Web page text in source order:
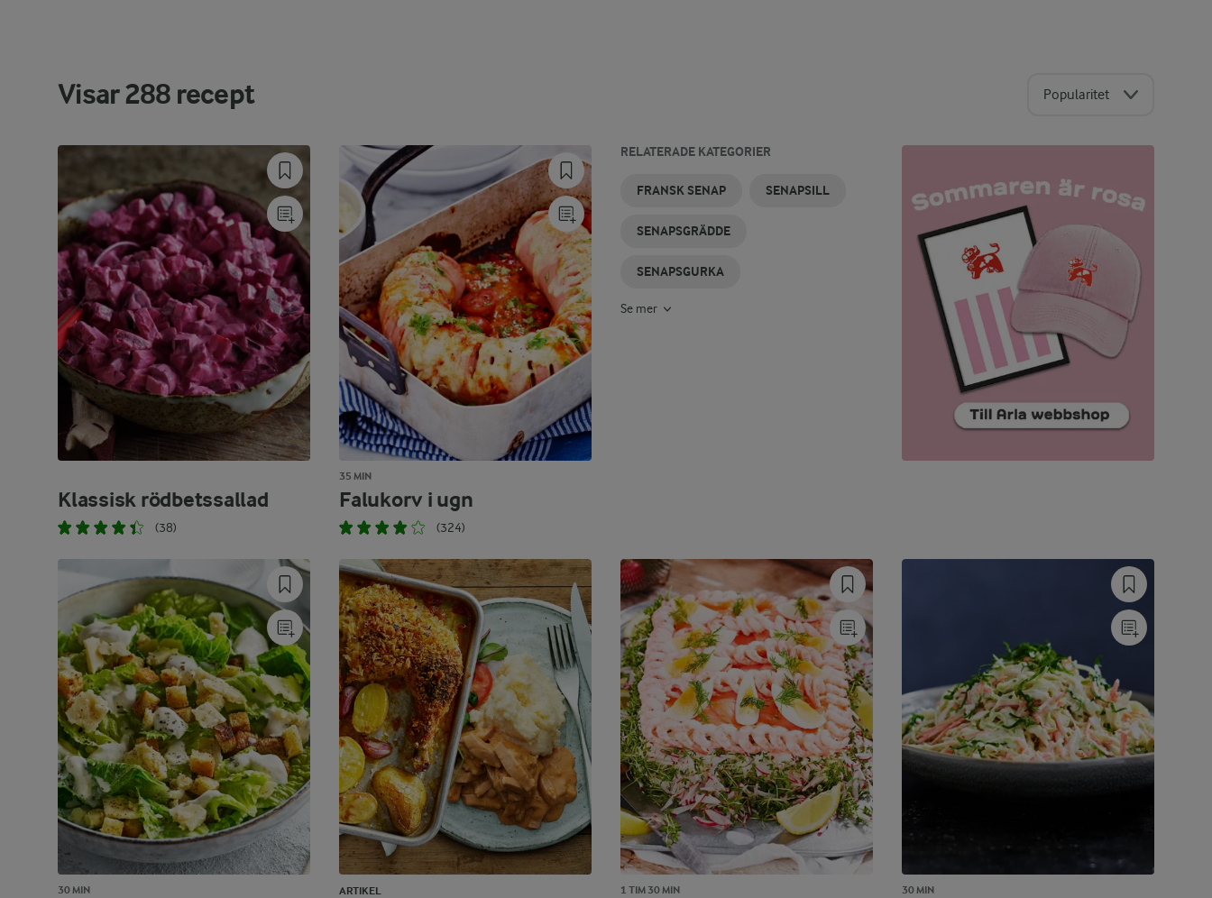
Visar288 recept Popularitet
Klassisk rödbetssallad
(38)
35 MIN
Falukorv i ugn
(324)
RELATERADE KATEGORIER
FRANSK SENAP SENAPSILL
SENAPSGRÄDDE
SENAPSGURKA
JULSENAP
SENAPSBIFFAR
LAX
MED
SENAP
SENAPSSTRÖMMING
DRAGONSENAP
SENAPSKYCKLING
Se mer
30 MIN ARTIKEL 1 TIM 30 MIN 30 MIN